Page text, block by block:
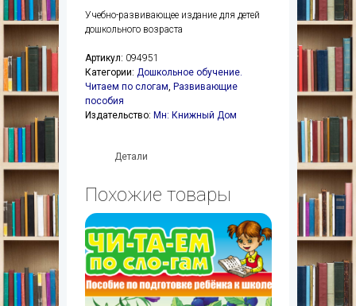
Учебно-развивающее издание для детей
дошкольного возраста
Артикул: 094951
Категории: Дошкольное обучение.
Читаем по слогам, Развивающие
пособия
Издательство: Мн: Книжный Дом
Детали
Похожие товары